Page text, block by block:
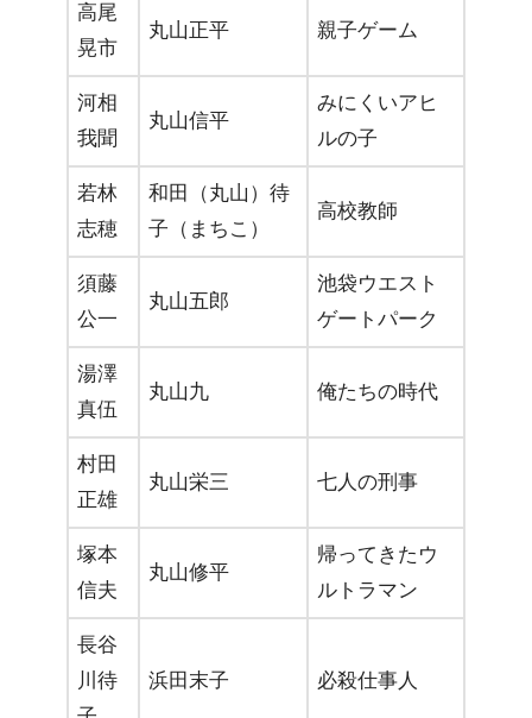
高尾
晃市
丸山正平 親子ゲーム
河相
我聞
丸山信平
みにくいアヒ
ルの子
若林
志穂
和田（丸山）待
子（まちこ）
高校教師
須藤
公一
丸山五郎
池袋ウエスト
ゲートパーク
湯澤
真伍
丸山九 俺たちの時代
村田
正雄
丸山栄三 七人の刑事
塚本
信夫
丸山修平
帰ってきたウ
ルトラマン
長谷
川待
浜田末子 必殺仕事人